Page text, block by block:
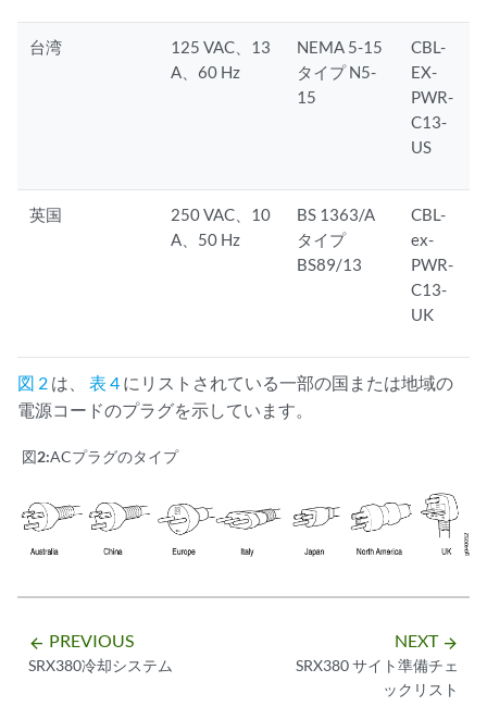
台湾
125 VAC、13
A、60 Hz
NEMA 5-15
タイプ N5-
15
CBL-
EX-
PWR-
C13-
US
英国
250 VAC、10
A、50 Hz
BS 1363/A
タイプ
BS89/13
CBL-
ex-
PWR-
C13-
UK
図 2 は、 表 4 にリストされている一部の国または地域の
電源コードのプラグを示しています。
図2:ACプラグのタイプ
arrow_backward PREVIOUS
SRX380冷却システム
NEXT arrow_forward
SRX380 サイト準備チェ
ックリスト